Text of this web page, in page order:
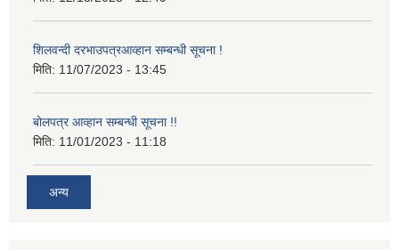
शिलवन्दी दरभाउपत्रआव्हान सम्बन्धी सूचना !
मिति: 11/07/2023 - 13:45
बोलपत्र आव्हान सम्बन्धी सूचना !!
मिति: 11/01/2023 - 11:18
अन्य